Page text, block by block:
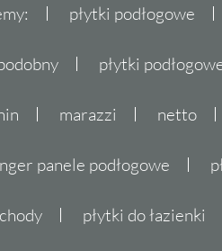
płytki podłogowe
płytki
marazzi netto
panele podłogowe
płytki do łazienki